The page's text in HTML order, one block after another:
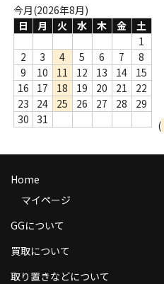
Webのみ no.2
Webのみ no.3
Webのみ no.4
売り切れ
Help
送料
商品の発送
返品
コンディション
今月(2026年8月)
日
月 火 水 木 金
土
1
2
3 4 5 6 7
8
9
10 11 12 13 14
15
16
17 18 19 20 21
22
23
24 25 26 27 28
29
30
31
(
Home
マイページ
GGについて
買取について
取り置きなどについて